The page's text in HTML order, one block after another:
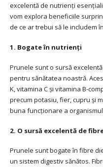
excelentă de nutrienți
vom explora beneficiile
de ce ar trebui să le includem
1. Bogate în nutrienți
Prunele sunt o sursă
pentru sănătatea noastră.
K, vitamina C și vitamina B-
precum potasiu, fier, cupru și
buna funcționare a
2. O sursă excelentă de
Prunele sunt bogate în fibre
un sistem digestiv sănătos.